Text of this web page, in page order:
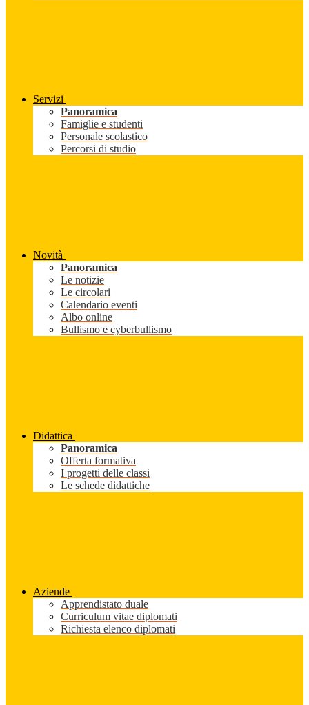
Servizi
Panoramica
Famiglie e studenti
Personale scolastico
Percorsi di studio
Novità
Panoramica
Le notizie
Le circolari
Calendario eventi
Albo online
Bullismo e cyberbullismo
Didattica
Panoramica
Offerta formativa
I progetti delle classi
Le schede didattiche
Aziende
Apprendistato duale
Curriculum vitae diplomati
Richiesta elenco diplomati